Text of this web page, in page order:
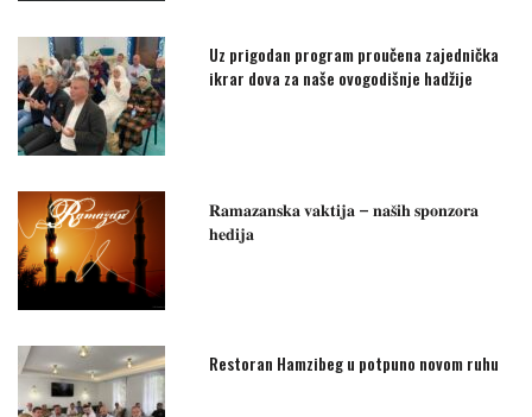
Uz prigodan program proučena zajednička
ikrar dova za naše ovogodišnje hadžije
𝐑𝐚𝐦𝐚𝐳𝐚𝐧𝐬𝐤𝐚 𝐯𝐚𝐤𝐭𝐢𝐣𝐚 – 𝐧𝐚𝐬̌𝐢𝐡 𝐬𝐩𝐨𝐧𝐳𝐨𝐫𝐚
𝐡𝐞𝐝𝐢𝐣𝐚
Restoran Hamzibeg u potpuno novom ruhu